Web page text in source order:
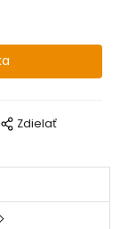
Zdielať